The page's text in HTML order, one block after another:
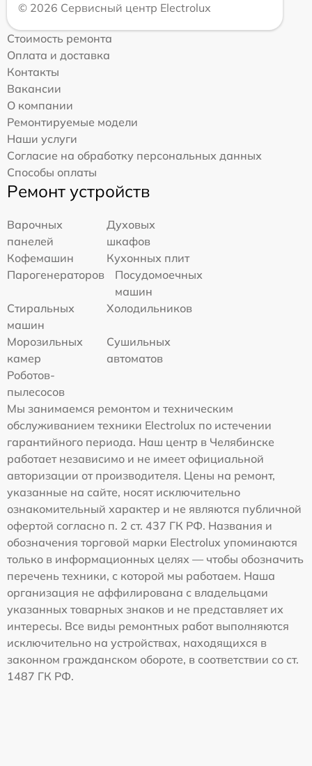
© 2026 Сервисный центр Electrolux
Стоимость ремонта
Оплата и доставка
Контакты
Вакансии
О компании
Ремонтируемые модели
Наши услуги
Согласие на обработку персональных данных
Способы оплаты
Ремонт устройств
Варочных
панелей
Духовых
шкафов
Кофемашин
Кухонных плит
Парогенераторов
Посудомоечных
машин
Стиральных
машин
Холодильников
Морозильных
камер
Сушильных
автоматов
Роботов-
пылесосов
Мы занимаемся ремонтом и техническим
обслуживанием техники Electrolux по истечении
гарантийного периода. Наш центр в Челябинске
работает независимо и не имеет официальной
авторизации от производителя. Цены на ремонт,
указанные на сайте, носят исключительно
ознакомительный характер и не являются публичной
офертой согласно п. 2 ст. 437 ГК РФ. Названия и
обозначения торговой марки Electrolux упоминаются
только в информационных целях — чтобы обозначить
перечень техники, с которой мы работаем. Наша
организация не аффилирована с владельцами
указанных товарных знаков и не представляет их
интересы. Все виды ремонтных работ выполняются
исключительно на устройствах, находящихся в
законном гражданском обороте, в соответствии со ст.
1487 ГК РФ.